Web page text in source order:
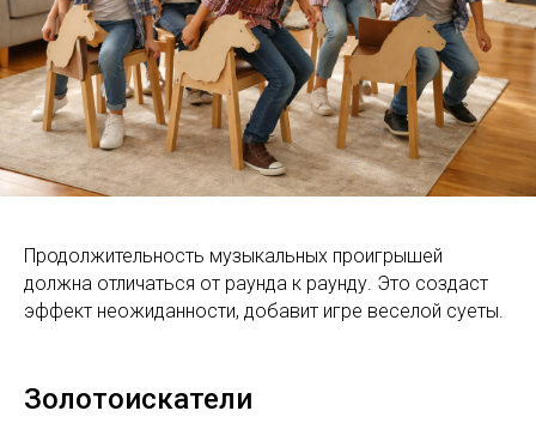
Продолжительность музыкальных проигрышей
должна отличаться от раунда к раунду. Это создаст
эффект неожиданности, добавит игре веселой суеты.
Золотоискатели